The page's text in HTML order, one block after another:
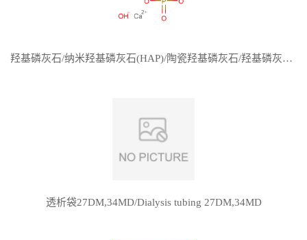
羟基磷灰石/纳米羟基磷灰石(HAP)/陶瓷羟基磷灰石/羟基磷灰石/纳米羟基磷灰石/HAP
透析袋27DM,34MD/Dialysis tubing 27DM,34MD